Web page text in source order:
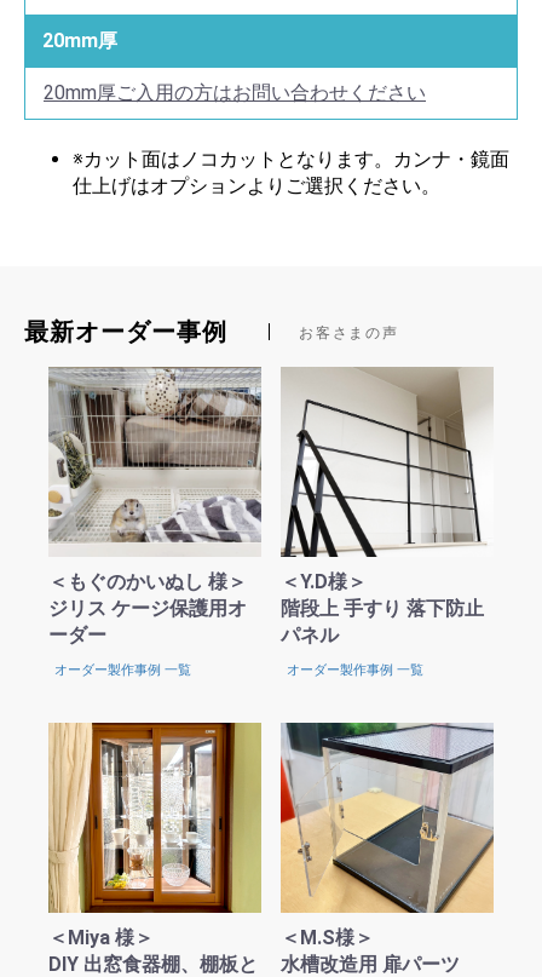
20mm厚
20mm厚ご入用の方はお問い合わせください
※カット面はノコカットとなります。カンナ・鏡面
仕上げはオプションよりご選択ください。
最新オーダー事例 お客さまの声
＜もぐのかいぬし 様＞
ジリス ケージ保護用オ
ーダー
オーダー製作事例 一覧
＜Y.D様＞
階段上 手すり 落下防止
パネル
オーダー製作事例 一覧
＜Miya 様＞
DIY 出窓食器棚、棚板と
＜M.S様＞
水槽改造用 扉パーツ